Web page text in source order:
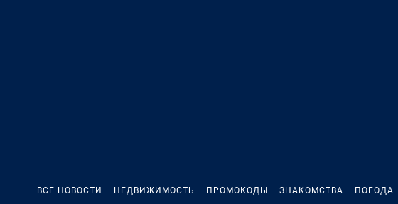
ВСЕ НОВОСТИ НЕДВИЖИМОСТЬ ПРОМОКОДЫ ЗНАКОМСТВА ПОГОДА